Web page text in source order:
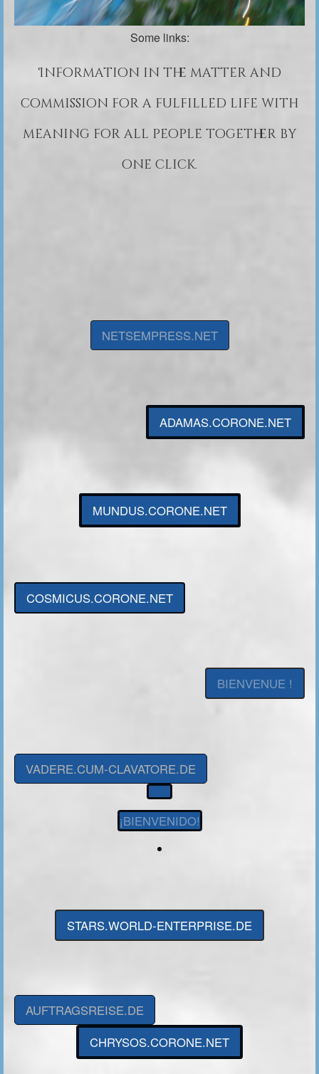
Some links:
Information in the matter and
commission for a fulfilled life with
meaning for all people together by
one click.
NETSEMPRESS.NET
ADAMAS.CORONE.NET
MUNDUS.CORONE.NET
COSMICUS.CORONE.NET
BIENVENUE !
VADERE.CUM-CLAVATORE.DE
¡BIENVENIDO!
STARS.WORLD-ENTERPRISE.DE
AUFTRAGSREISE.DE
CHRYSOS.CORONE.NET